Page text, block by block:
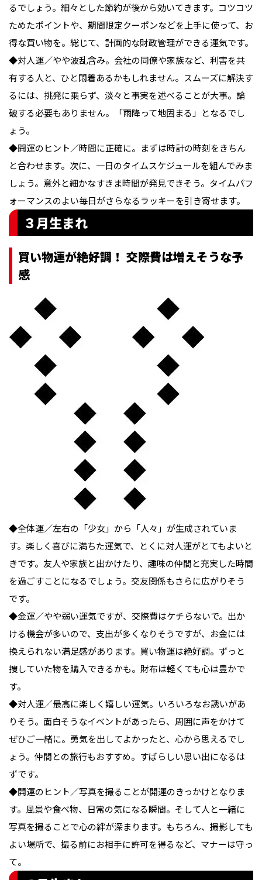
るでしょう。細々とした節約が後から効いてきます。コツコツ
ためたポイントや、期間限定クーポンなどを上手に使って、お
得な買い物を。総じて、計画的な財政管理ができる運気です。
◆対人運／やや波乱含み。会社の同僚や家族など、利害を共
有する人と、ひと悶着あるかもしれません。スムーズに解決す
るには、挑発に乗らず、淡々と事実を述べることが大事。論
破する必要もありません。「雨降って地固まる」となるでし
ょう。
◆開運のヒント／時間に正確に。まずは時計の時刻をきちん
と合わせます。次に、一日のタイムスケジュールを組んでみま
しょう。意外と細かなすきま時間が発見できそう。タイムパフ
ォーマンスのよい毎日がさらなるラッキーを引き寄せます。
３月生まれ
買い物運が絶好調！ 交際費は増えそうな予
感
◆全体運／左右の「少女」から「人々」が生成されていま
す。楽しく喜びに満ちた運気で、とくに対人運がとてもよいと
きです。友人や家族と出かけたり、趣味の仲間と充実した時間
を過ごすことになるでしょう。交友関係もさらに広がりそう
です。
◆金運／やや弱い運気ですが、交際費はケチらないで。出か
ける機会が多いので、支出が多くなりそうですが、お金には
換えられない満足感があります。買い物運は絶好調。ずっと
捜していた物を購入できるかも。財布は軽くても心は豊かで
す。
◆対人運／最高に楽しく嬉しい運気。いろいろなお誘いがあ
りそう。面白そうなイベントがあったら、周囲に声をかけて
ぜひご一緒に。勇気を出してよかったと、心から思えるでし
ょう。仲間との旅行もおすすめ。すばらしい思い出になるは
ずです。
◆開運のヒント／写真を撮ることが開運のきっかけとなりま
す。風景や食べ物、日常の気になる瞬間。そして人と一緒に
写真を撮ることで心の絆が深まります。もちろん、撮影しても
よい場所で、撮る前にお相手に許可を得るなど、マナーは守っ
て。